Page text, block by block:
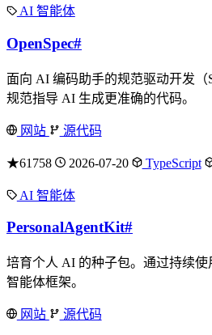
AI 智能体
OpenSpec#
面向 AI 编码助手的规范驱动开发
规范指导 AI 生成更准确的代码。
网站 源代码
★61758 2026-07-20 TypeScript
AI 智能体
PersonalAgentKit#
培育个人 AI 的种子包。通过持续
智能体框架。
网站 源代码